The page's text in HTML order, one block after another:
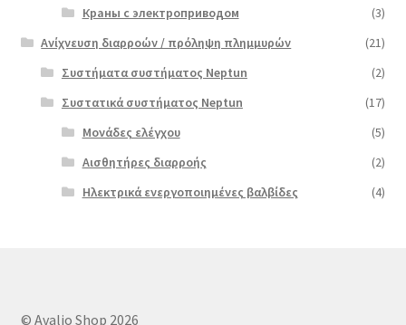
Краны с электроприводом
(3)
Ανίχνευση διαρροών / πρόληψη πλημμυρών
(21)
Συστήματα συστήματος Neptun
(2)
Συστατικά συστήματος Neptun
(17)
Μονάδες ελέγχου
(5)
Αισθητήρες διαρροής
(2)
Ηλεκτρικά ενεργοποιημένες βαλβίδες
(4)
© Avalio Shop 2026